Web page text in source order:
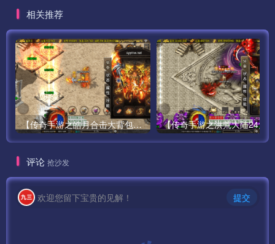
相关推荐
【传奇手游之皓月合击大背包-[白猪3.0]-免授权版】经典三职业复古特色战神引擎传奇手游-最新打包Win服务端源码视频架设教程-新版GM多功能网页授权物品后台-GM直冲网页后台-苹果IOS安卓双端版本！
评论 抢沙发
欢迎您留下宝贵的见解！ 提交